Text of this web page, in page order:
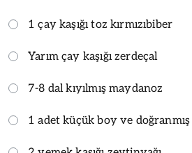
1 çay kaşığı toz kırmızıbiber
Yarım çay kaşığı zerdeçal
7-8 dal kıyılmış maydanoz
1 adet küçük boy ve doğranmış